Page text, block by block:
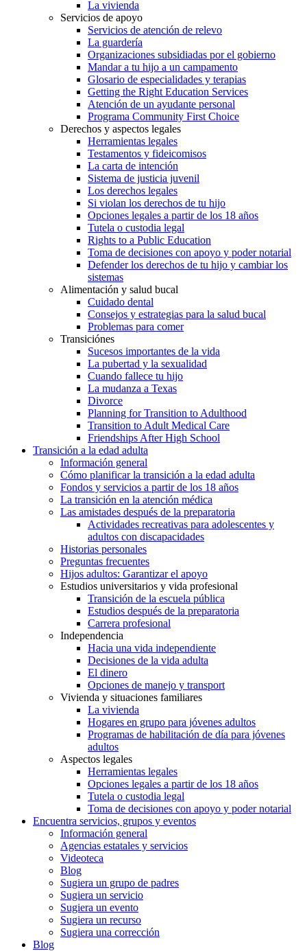
La vivienda
Servicios de apoyo
Servicios de atención de relevo
La guardería
Organizaciones subsidiadas por el gobierno
Mandar a tu hijo a un campamento
Glosario de especialidades y terapias
Getting the Right Education Services
Atención de un ayudante personal
Programa Community First Choice
Derechos y aspectos legales
Herramientas legales
Testamentos y fideicomisos
La carta de intención
Sistema de justicia juvenil
Los derechos legales
Si violan los derechos de tu hijo
Opciones legales a partir de los 18 años
Tutela o custodia legal
Rights to a Public Education
Toma de decisiones con apoyo y poder notarial
Defender los derechos de tu hijo y cambiar los
sistemas
Alimentación y salud bucal
Cuidado dental
Consejos y estrategias para la salud bucal
Problemas para comer
Transiciónes
Sucesos importantes de la vida
La pubertad y la sexualidad
Cuando fallece tu hijo
La mudanza a Texas
Divorce
Planning for Transition to Adulthood
Transition to Adult Medical Care
Friendships After High School
Transición a la edad adulta
Información general
Cómo planificar la transición a la edad adulta
Fondos y servicios a partir de los 18 años
La transición en la atención médica
Las amistades después de la preparatoria
Actividades recreativas para adolescentes y
adultos con discapacidades
Historias personales
Preguntas frecuentes
Hijos adultos: Garantizar el apoyo
Estudios universitarios y vida profesional
Transición de la escuela pública
Estudios después de la preparatoria
Carrera profesional
Independencia
Hacia una vida independiente
Decisiones de la vida adulta
El dinero
Opciones de manejo y transport
Vivienda y situaciones familiares
La vivienda
Hogares en grupo para jóvenes adultos
Programas de habilitación de día para jóvenes
adultos
Aspectos legales
Herramientas legales
Opciones legales a partir de los 18 años
Tutela o custodia legal
Toma de decisiones con apoyo y poder notarial
Encuentra servicios, grupos y eventos
Información general
Agencias estatales y servicios
Videoteca
Blog
Sugiera un grupo de padres
Sugiera un servicio
Sugiera un evento
Sugiera un recurso
Sugiera una corrección
Blog